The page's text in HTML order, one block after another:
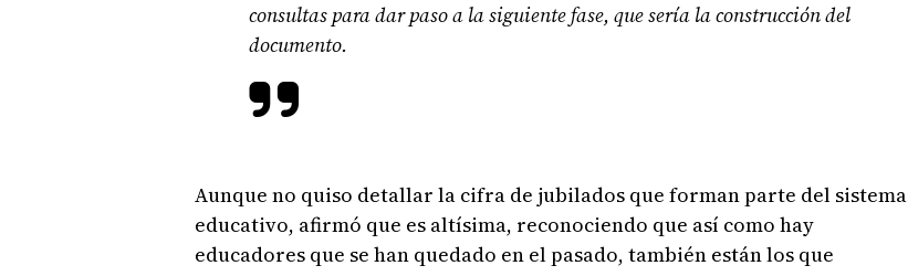
consultas para dar paso a la siguiente fase, que sería la construcción del
documento.
Aunque no quiso detallar la cifra de jubilados que forman parte del sistema
educativo, afirmó que es altísima, reconociendo que así como hay
educadores que se han quedado en el pasado, también están los que